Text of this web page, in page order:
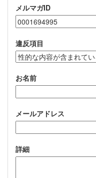
メルマガID
違反項目
お名前
メールアドレス
詳細